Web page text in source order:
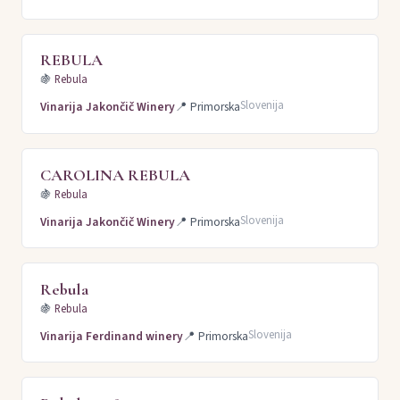
REBULA
🍇 Rebula
Vinarija Jakončič Winery📍 PrimorskaSlovenija
CAROLINA REBULA
🍇 Rebula
Vinarija Jakončič Winery📍 PrimorskaSlovenija
Rebula
🍇 Rebula
Vinarija Ferdinand winery📍 PrimorskaSlovenija